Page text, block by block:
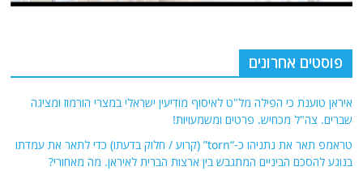
פוסטים אחרונים
איראן טוענת כי הפילה מל"ט לאיסוף מודיעין ישראלי במצרי הורמוז ומציגה
שברים. צה"ל מכחיש. פרטים ומשמעויות!
טראמפ תאר את נתניהו כ-“torn” (קרוע / חלוק בדעתו) כדי לתאר את עמדתו
בנוגע להסכם הביניים המתגבש בין ארצות הברית לאיראן. מה מאחורי?